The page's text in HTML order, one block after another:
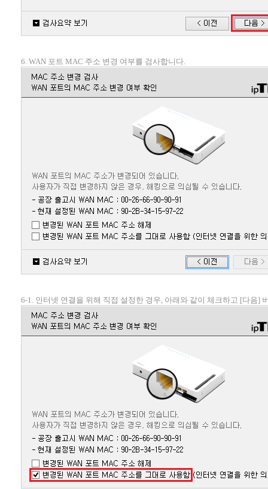
6. WAN 포트 MAC 주소 변경 여부를 검사합니다.
6-1. 인터넷 연결을 위해 직접 설정한 경우, 아래와 같이 체크하고 [다음]